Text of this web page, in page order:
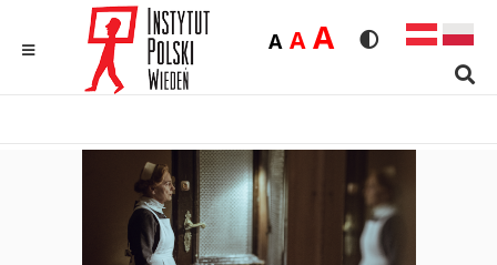
Rozmiar
ADomyślna
AŚrednia
ADużaWersja